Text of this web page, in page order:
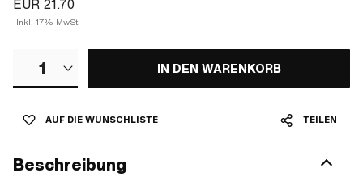
EUR 21.70
Inkl. 17% MwSt.
1 IN DEN WARENKORB
AUF DIE WUNSCHLISTE TEILEN
Beschreibung